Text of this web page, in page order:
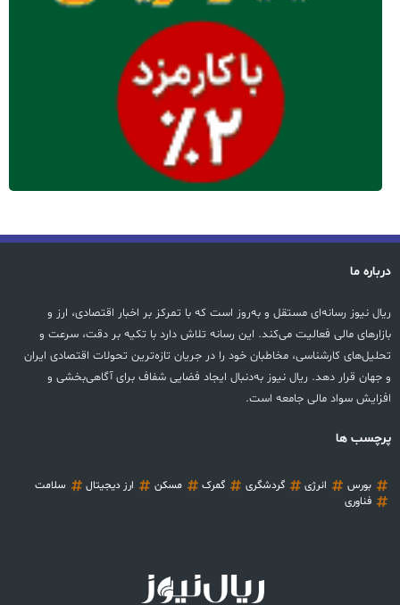
درباره ما
ریال نیوز رسانه‌ای مستقل و به‌روز است که با تمرکز بر اخبار اقتصادی، ارز و
بازارهای مالی فعالیت می‌کند. این رسانه تلاش دارد با تکیه بر دقت، سرعت و
تحلیل‌های کارشناسی، مخاطبان خود را در جریان تازه‌ترین تحولات اقتصادی ایران
و جهان قرار دهد. ریال نیوز به‌دنبال ایجاد فضایی شفاف برای آگاهی‌بخشی و
افزایش سواد مالی جامعه است.
پرچسب ها
بورس انرژی گردشگری گمرک مسکن ارز دیجیتال
سلامت
فناوری